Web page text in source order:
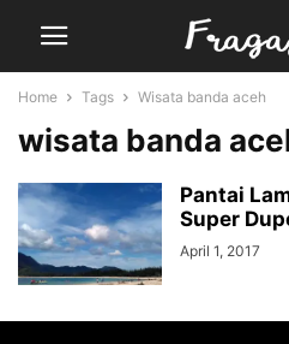
Home Tags Wisata banda aceh
wisata banda
Pantai
Super
April 1, 2017